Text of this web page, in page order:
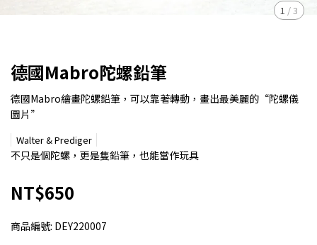
1 /3
德國Mabro陀螺鉛筆
德國Mabro繪畫陀螺鉛筆，可以靠著轉動，畫出最美麗的“陀螺儀
圖片”
Walter & Prediger
不只是個陀螺，更是隻鉛筆，也能當作玩具
NT$650
商品編號: DEY220007